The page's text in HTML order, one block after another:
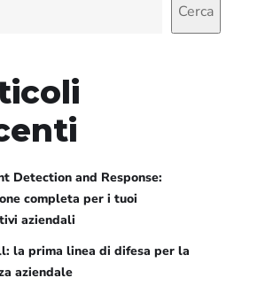
Cerca
Detection and Response:
completa per i tuoi
aziendali
la prima linea di difesa per la
aziendale